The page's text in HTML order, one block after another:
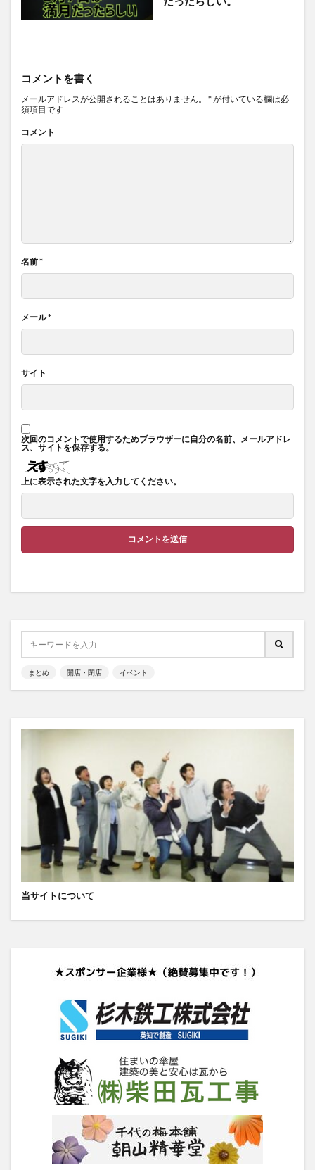
コメントを書く
メールアドレスが公開されることはありません。 *が付いている欄は必
須項目です
コメント
名前*
メール*
サイト
次回のコメントで使用するためブラウザーに自分の名前、メールアドレ
ス、サイトを保存する。
上に表示された文字を入力してください。
まとめ 開店・閉店 イベント
当サイトについて